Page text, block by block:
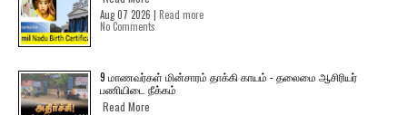
Aug 07 2026 | Read more
No Comments
9 மாணவர்கள் மின்சாரம் தாக்கி காயம் - தலைமை ஆசிரியர்
பணியிடை நீக்கம்
Read More